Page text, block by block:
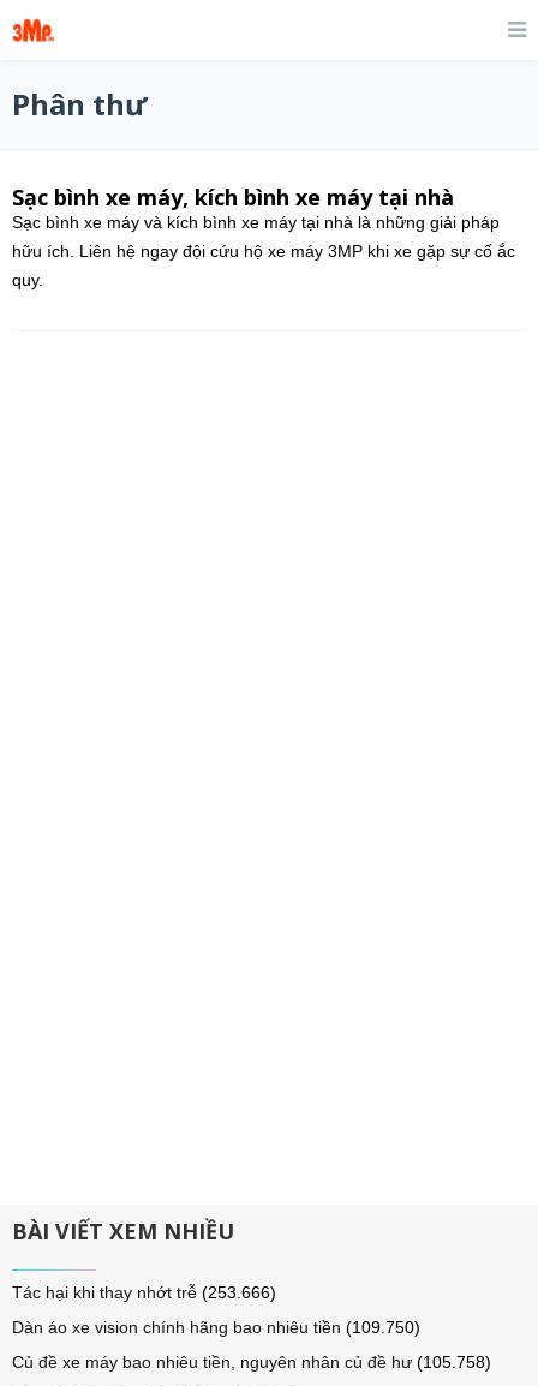
Phân thư
Sạc bình xe máy, kích bình xe máy tại nhà
Sạc bình xe máy và kích bình xe máy tại nhà là những giải pháp
hữu ích. Liên hệ ngay đội cứu hộ xe máy 3MP khi xe gặp sự cố ắc
quy.
BÀI VIẾT XEM NHIỀU
Tác hại khi thay nhớt trễ (253.666)
Dàn áo xe vision chính hãng bao nhiêu tiền (109.750)
Củ đề xe máy bao nhiêu tiền, nguyên nhân củ đề hư (105.758)